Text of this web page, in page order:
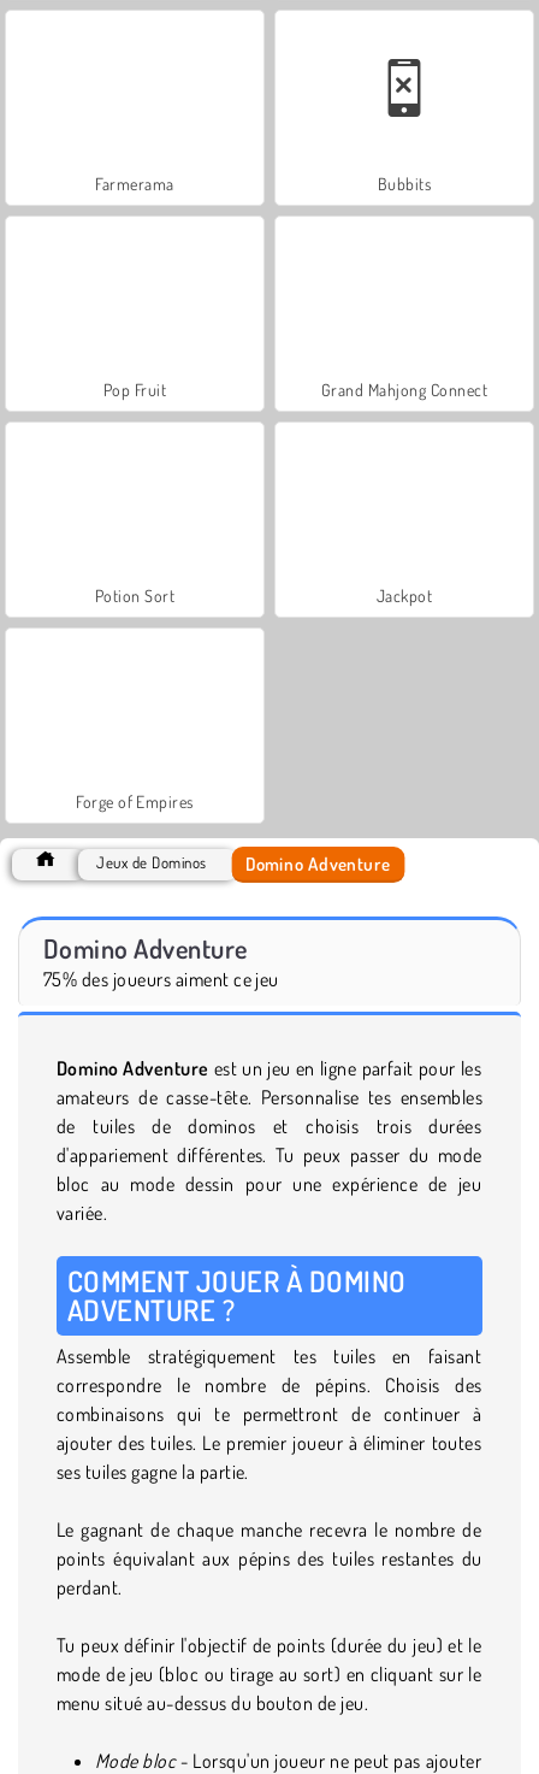
Farmerama Bubbits
Pop Fruit Grand Mahjong Connect
Potion Sort Jackpot
Forge of Empires
Jeux de Dominos Domino Adventure
Domino Adventure
75% des joueurs aiment ce jeu
Domino Adventure est un jeu en ligne parfait pour les
amateurs de casse-tête. Personnalise tes ensembles
de tuiles de dominos et choisis trois durées
d'appariement différentes. Tu peux passer du mode
bloc au mode dessin pour une expérience de jeu
variée.
COMMENT JOUER À DOMINO
ADVENTURE ?
Assemble stratégiquement tes tuiles en faisant
correspondre le nombre de pépins. Choisis des
combinaisons qui te permettront de continuer à
ajouter des tuiles. Le premier joueur à éliminer toutes
ses tuiles gagne la partie.
Le gagnant de chaque manche recevra le nombre de
points équivalant aux pépins des tuiles restantes du
perdant.
Tu peux définir l'objectif de points (durée du jeu) et le
mode de jeu (bloc ou tirage au sort) en cliquant sur le
menu situé au-dessus du bouton de jeu.
Mode bloc- Lorsqu'un joueur ne peut pas ajouter